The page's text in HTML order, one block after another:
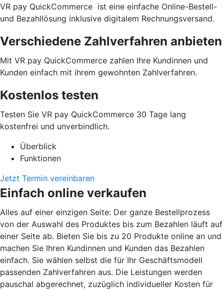
VR pay QuickCommerce ist eine einfache Online-Bestell-
und Bezahllösung inklusive digitalem Rechnungsversand.
Verschiedene Zahlverfahren anbieten
Mit VR pay QuickCommerce zahlen Ihre Kundinnen und
Kunden einfach mit ihrem gewohnten Zahlverfahren.
Kostenlos testen
Testen Sie VR pay QuickCommerce 30 Tage lang
kostenfrei und unverbindlich.
Überblick
Funktionen
Jetzt Termin vereinbaren
Einfach online verkaufen
Alles auf einer einzigen Seite: Der ganze Bestellprozess
von der Auswahl des Produktes bis zum Bezahlen läuft auf
einer Seite ab. Bieten Sie bis zu 20 Produkte online an und
machen Sie Ihren Kundinnen und Kunden das Bezahlen
einfach. Sie wählen selbst die für Ihr Geschäftsmodell
passenden Zahlverfahren aus. Die Leistungen werden
pauschal abgerechnet, zuzüglich individueller Kosten für